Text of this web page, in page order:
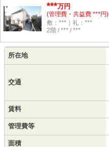
***万円
(管理費・共益費 ***円)
敷：***｜礼：***
2階 / *** / ***
所在地
交通
賃料
管理費等
面積